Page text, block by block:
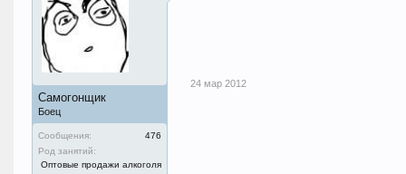
Самогонщик
Боец
Сообщения:
476
Род занятий:
Оптовые продажи алкоголя
24 мар 2012